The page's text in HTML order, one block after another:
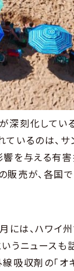
深刻化してい
いるのは、サ
響を与える有
販売が、各国
は、ハワイ
うニュースも
吸収剤の「オ